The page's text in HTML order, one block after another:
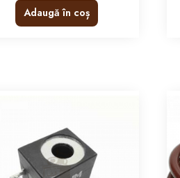
Adaugă în coș